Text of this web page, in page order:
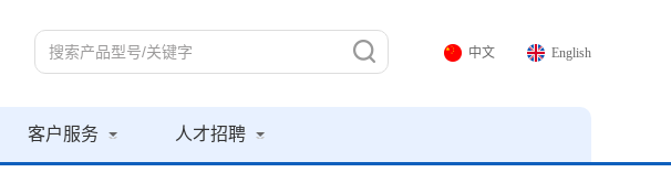
中文 English
客户服务 人才招聘